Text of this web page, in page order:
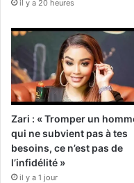
il y a 20 heures
Zari : « Tromper un
qui ne subvient pas à tes
besoins, ce n’est pas de
l’infidélité »
il y a 1 jour